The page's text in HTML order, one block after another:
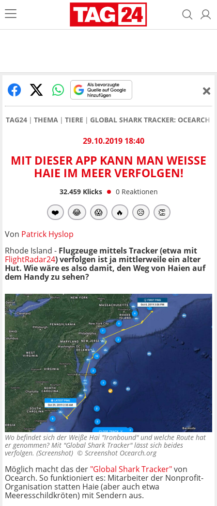
TAG24 THEMA TIERE GLOBAL SHARK TRACKER: OCEARCH
29.10.2019 18:40
MIT DIESER APP KANN MAN WEISSE H
AIE IM MEER VERFOLGEN!
32.459Klicks 0 Reaktionen
❤️ 😂 😱 🔥 😥 👏
Von Patrick Hyslop
Rhode Island - Flugzeuge mittels Tracker (etwa mit
FlightRadar24) verfolgen ist ja mittlerweile ein alter
Hut. Wie wäre es also damit, den Weg von Haien auf
dem Handy zu sehen?
Wo befindet sich der Weiße Hai "Ironbound" und welche Route hat
er genommen? Mit "Global Shark Tracker" lässt sich beides
verfolgen. (Screenshot) © Screenshot Ocearch.org
Möglich macht das der "Global Shark Tracker"von
Ocearch. So funktioniert es: Mitarbeiter der Nonprofit-
Organisation statten Haie (aber auch etwa
Meeresschildkröten) mit Sendern aus.